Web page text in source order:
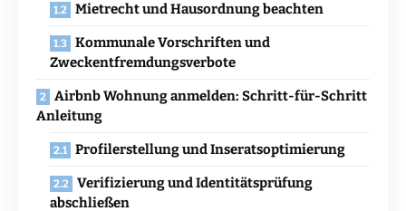
Mietrecht und Hausordnung beachten
Kommunale Vorschriften und
Zweckentfremdungsverbote
Airbnb Wohnung anmelden: Schritt-für-Schritt
Anleitung
Profilerstellung und Inseratsoptimierung
Verifizierung und Identitätsprüfung
abschließen